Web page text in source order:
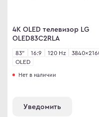
4K OLED телевизор LG
OLED83C2RLA
83" 16:9 120 Hz
OLED
Нет в наличии
Уведомить